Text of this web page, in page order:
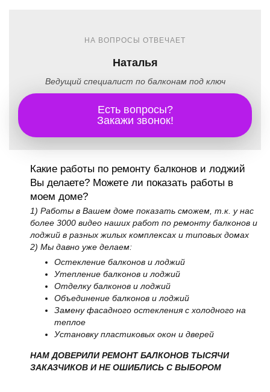
НА ВОПРОСЫ ОТВЕЧАЕТ
Наталья
Ведущий специалист по балконам под ключ
Есть вопросы?
Закажи звонок!
Какие работы по ремонту балконов и лоджий
Вы делаете? Можете ли показать работы в
моем доме?
1) Работы в Вашем доме показать сможем, т.к. у нас
более 3000 видео наших работ по ремонту балконов и
лоджий в разных жилых комплексах и типовых домах
2) Мы давно уже делаем:
Остекление балконов и лоджий
Утепление балконов и лоджий
Отделку балконов и лоджий
Объединение балконов и лоджий
Замену фасадного остекления с холодного на
теплое
Установку пластиковых окон и дверей
НАМ ДОВЕРИЛИ РЕМОНТ БАЛКОНОВ ТЫСЯЧИ
ЗАКАЗЧИКОВ И НЕ ОШИБЛИСЬ С ВЫБОРОМ